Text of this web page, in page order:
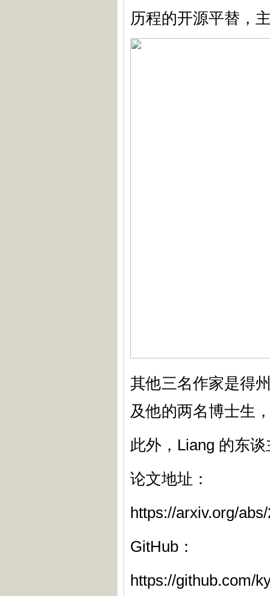
历程的开源平替，
其他三名作家是得
及他的两名博士生
此外，Liang 的东
论文地址：
https://arxiv.org/
GitHub：
https://github.com/